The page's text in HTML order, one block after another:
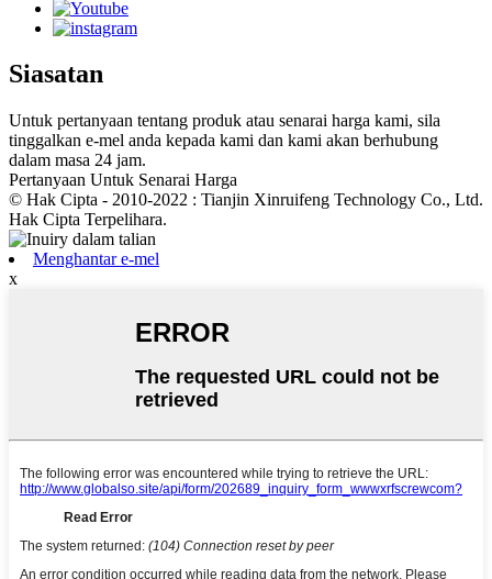
Siasatan
Untuk pertanyaan tentang produk atau senarai harga kami, sila
tinggalkan e-mel anda kepada kami dan kami akan berhubung
dalam masa 24 jam.
Pertanyaan Untuk Senarai Harga
© Hak Cipta - 2010-2022 : Tianjin Xinruifeng Technology Co., Ltd.
Hak Cipta Terpelihara.
Menghantar e-mel
x